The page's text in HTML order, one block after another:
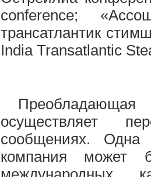
conference;
трансатлантик
India Transatlantic
Преобладающая
осуществляет
сообщениях. Одна
компания может